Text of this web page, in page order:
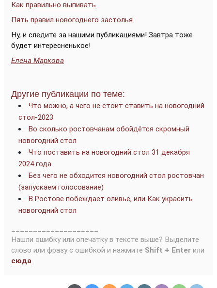
Как правильно выпивать
Пять правил новогоднего застолья
Ну, и следите за нашими публикациями! Завтра тоже
будет интересненькое!
Елена Маркова
Другие публикации по теме:
Что можно, а чего не стоит ставить на новогодний
стол-2023
Во сколько ростовчанам обойдётся скромный
новогодний стол
Что поставить на новогодний стол 31 декабря
2024 года
Без чего не обходится новогодний стол ростовчан
(запускаем голосование)
В Ростове побеждает оливье, или Как украсить
новогодний стол
Нашли ошибку или опечатку в тексте выше? Выделите
слово или фразу с ошибкой и нажмите Shift + Enter или
сюда.